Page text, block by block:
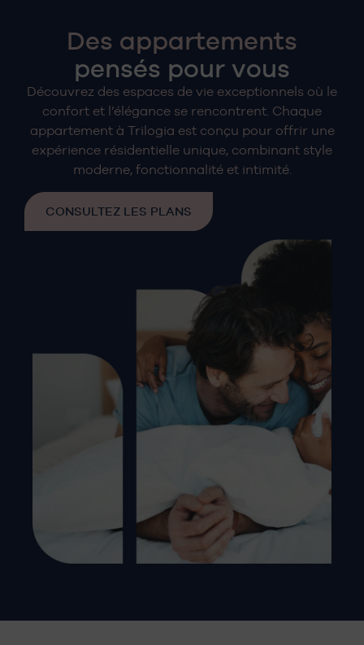
Des appartements
pensés pour vous
Découvrez des espaces de vie exceptionnels où le
confort et l’élégance se rencontrent. Chaque
appartement à Trilogia est conçu pour offrir une
expérience résidentielle unique, combinant style
moderne, fonctionnalité et intimité.
CONSULTEZ LES PLANS